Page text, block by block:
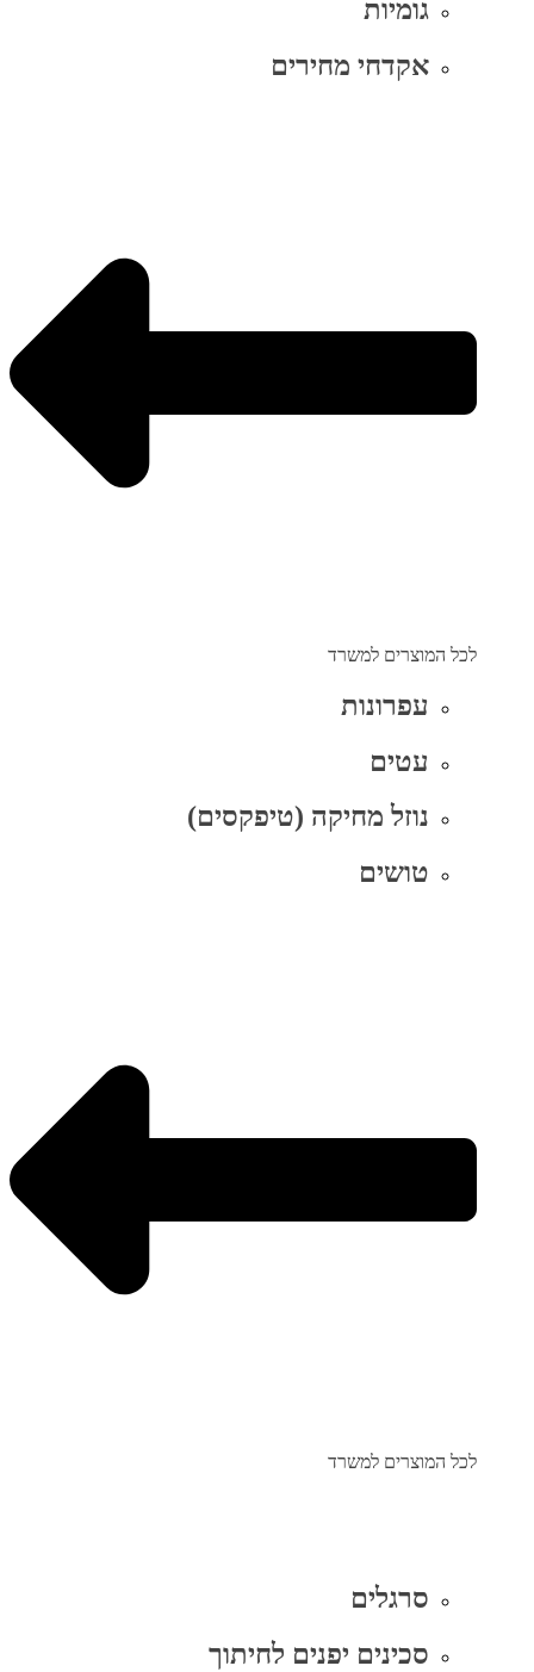
גומיות
אקדחי מחירים
לכל המוצרים למשרד
עפרונות
עטים
נוזל מחיקה (טיפקסים)
טושים
לכל המוצרים למשרד
סרגלים
סכינים יפנים לחיתוך